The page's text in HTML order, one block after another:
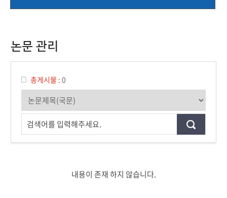
논문 관리
총게시물 : 0
검색어를 입력해주세요.
내용이 존재 하지 않습니다.